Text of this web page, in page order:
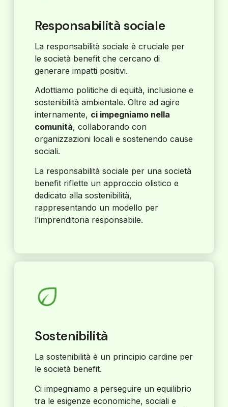
Responsabilità sociale
La responsabilità sociale è cruciale per
le società benefit che cercano di
generare impatti positivi.
Adottiamo politiche di equità, inclusione e
sostenibilità ambientale. Oltre ad agire
internamente, ci impegniamo nella
comunità, collaborando con
organizzazioni locali e sostenendo cause
sociali.
La responsabilità sociale per una società
benefit riflette un approccio olistico e
dedicato alla sostenibilità,
rappresentando un modello per
l’imprenditoria responsabile.
Sostenibilità
La sostenibilità è un principio cardine per
le società benefit.
Ci impegniamo a perseguire un equilibrio
tra le esigenze economiche, sociali e